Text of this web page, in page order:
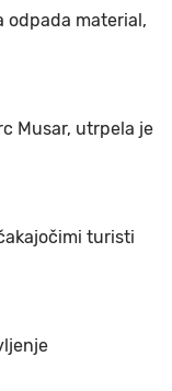
odpada material,
Musar, utrpela je
turisti